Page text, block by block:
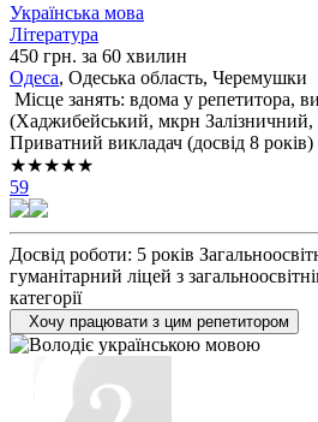
Українська мова
Література
450 грн. за 60 хвилин
Одеса, Одеська область, Черемушки
Місце занять: вдома у репетитора,
(Хаджибейський, мкрн Залізничний,
Приватний викладач (досвід 8 років)
★★★★★
59
Досвід роботи: 5 років
гуманітарний ліцей з
категорії
Хочу працювати з цим репетитором